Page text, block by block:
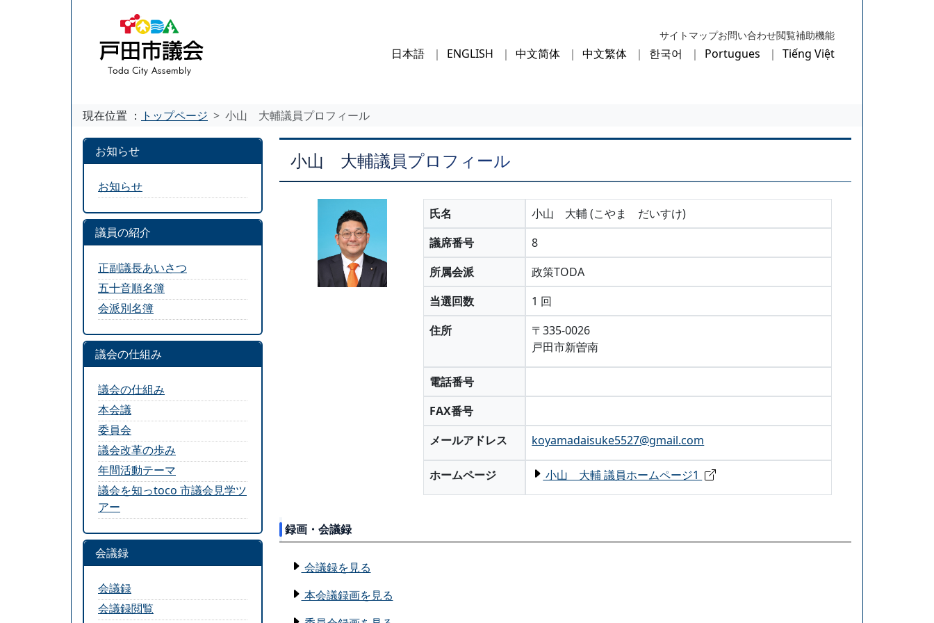
サイトマップお問い合わせ閲覧補助機能
日本語 ENGLISH 中文简体 中文繁体 한국어 Portugues Tiếng Việt
現在位置 ： トップページ 小山 大輔議員プロフィール
小山 大輔議員プロフィール
氏名
小山 大輔 (こやま だいすけ)
議席番号
8
所属会派
政策TODA
当選回数
1 回
住所
〒335-0026
戸田市新曽南
電話番号
FAX番号
メールアドレス
koyamadaisuke5527@gmail.com
ホームページ 小山 大輔 議員ホームページ1
録画・会議録
会議録を見る
本会議録画を見る
お知らせ
お知らせ
議員の紹介
正副議長あいさつ
五十音順名簿
会派別名簿
議会の仕組み
議会の仕組み
本会議
委員会
議会改革の歩み
年間活動テーマ
議会を知っtoco 市議会見学ツ
アー
会議録
会議録
会議録閲覧